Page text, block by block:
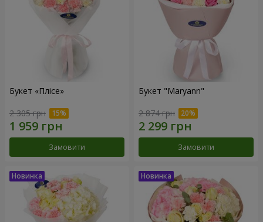
Букет «Плісе»
2 305 грн
Замовити
Букет "Maryann"
2 874 грн
Замовити